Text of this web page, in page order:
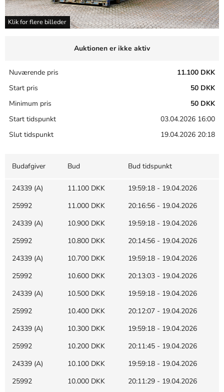
Klik for flere billeder
Auktionen er ikke aktiv
Nuværende pris
11.100 DKK
Start pris
50 DKK
Minimum pris
50 DKK
Start tidspunkt
03.04.2026 16:00
Slut tidspunkt
19.04.2026 20:18
Budafgiver Bud Bud tidspunkt
24339 (A) 11.100 DKK
19:59:18 - 19.04.2026
25992
11.000 DKK
20:16:56 - 19.04.2026
24339 (A)
10.900 DKK
19:59:18 - 19.04.2026
25992
10.800 DKK
20:14:56 - 19.04.2026
24339 (A)
10.700 DKK
19:59:18 - 19.04.2026
25992
10.600 DKK
20:13:03 - 19.04.2026
24339 (A)
10.500 DKK
19:59:18 - 19.04.2026
25992
10.400 DKK
20:12:07 - 19.04.2026
24339 (A)
10.300 DKK
19:59:18 - 19.04.2026
25992
10.200 DKK
20:11:45 - 19.04.2026
24339 (A)
10.100 DKK
19:59:18 - 19.04.2026
25992
10.000 DKK
20:11:29 - 19.04.2026